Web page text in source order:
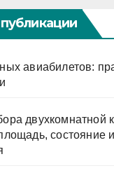
авиабилетов:
двухкомнатной
состояние и